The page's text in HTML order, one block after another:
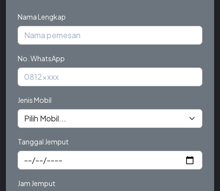
Nama Lengkap
No. WhatsApp
Jenis Mobil
Tanggal Jemput
Jam Jemput